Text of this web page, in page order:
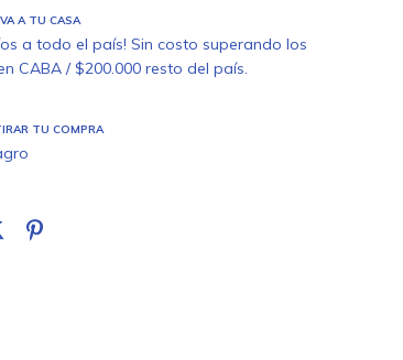
A TU CASA
a todo el país! Sin costo superando los
CABA / $200.000 resto del país.
TU COMPRA